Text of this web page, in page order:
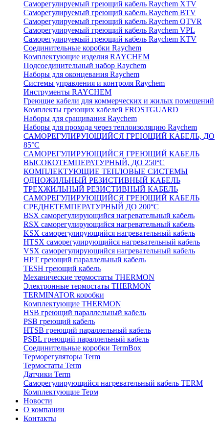
Саморегулируемый греющий кабель Raychem XTV
Саморегулируемый греющий кабель Raychem BTV
Саморегулируемый греющий кабель Raychem QTVR
Саморегулируемый греющий кабель Raychem VPL
Саморегулируемый греющий кабель Raychem KTV
Соединительные коробки Raychem
Комплектующие изделия RAYCHEM
Подсоединительный набор Raychem
Наборы для оконцевания Raychem
Системы управления и контроля Raychem
Инструменты RAYCHEM
Греющие кабели для коммерческих и жилых помещений
Комплекты греющих кабелей FROSTGUARD
Наборы для сращивания Raychem
Наборы для прохода через теплоизоляцию Raychem
САМОРЕГУЛИРУЮЩИЙСЯ ГРЕЮЩИЙ КАБЕЛЬ, ДО
85°С
САМОРЕГУЛИРУЮЩИЙСЯ ГРЕЮЩИЙ КАБЕЛЬ
ВЫСОКОТЕМПЕРАТУРНЫЙ, ДО 250°С
КОМПЛЕКТУЮЩИЕ ТЕПЛОВЫЕ СИСТЕМЫ
ОДНОЖИЛЬНЫЙ РЕЗИСТИВНЫЙ КАБЕЛЬ
ТРЕХЖИЛЬНЫЙ РЕЗИСТИВНЫЙ КАБЕЛЬ
САМОРЕГУЛИРУЮЩИЙСЯ ГРЕЮЩИЙ КАБЕЛЬ
СРЕДНЕТЕМПЕРАТУРНЫЙ ДО 200°С
BSX саморегулирующийся нагревательный кабель
RSX саморегулирующийся нагревательный кабель
KSX саморегулирующийся нагревательный кабель
HTSX саморегулирующийся нагревательный кабель
VSX саморегулирующийся нагревательный кабель
НРТ греющий параллельный кабель
TESH греющий кабель
Механические термостаты THERMON
Электронные термостаты THERMON
TERMINATOR коробки
Комплектующие THERMON
HSB греющий параллельный кабель
PSB греющий кабель
HTSB греющий параллельный кабель
PSBL греющий параллельный кабель
Соединительные коробки TermBox
Терморегуляторы Term
Термостаты Term
Датчики Term
Саморегулирующийся нагревательный кабель TERM
Комплектующие Терм
Новости
О компании
Контакты